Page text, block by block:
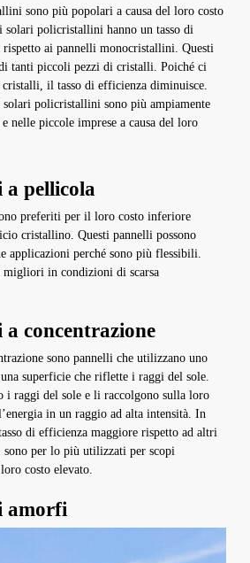
sono più popolari a causa del loro costo
policristallini hanno un tasso di
ai pannelli monocristallini. Questi
tanti piccoli pezzi di cristalli. Poiché ci
il tasso di efficienza diminuisce.
policristallini sono più ampiamente
nelle piccole imprese a causa del loro
a pellicola
preferiti per il loro costo inferiore
cristallino. Questi pannelli possono
applicazioni perché sono più flessibili.
migliori in condizioni di scarsa
concentrazione
sono pannelli che utilizzano uno
superficie che riflette i raggi del sole.
i raggi del sole e li raccolgono sulla loro
in un raggio ad alta intensità. In
di efficienza maggiore rispetto ad altri
per lo più utilizzati per scopi
costo elevato.
amorfi